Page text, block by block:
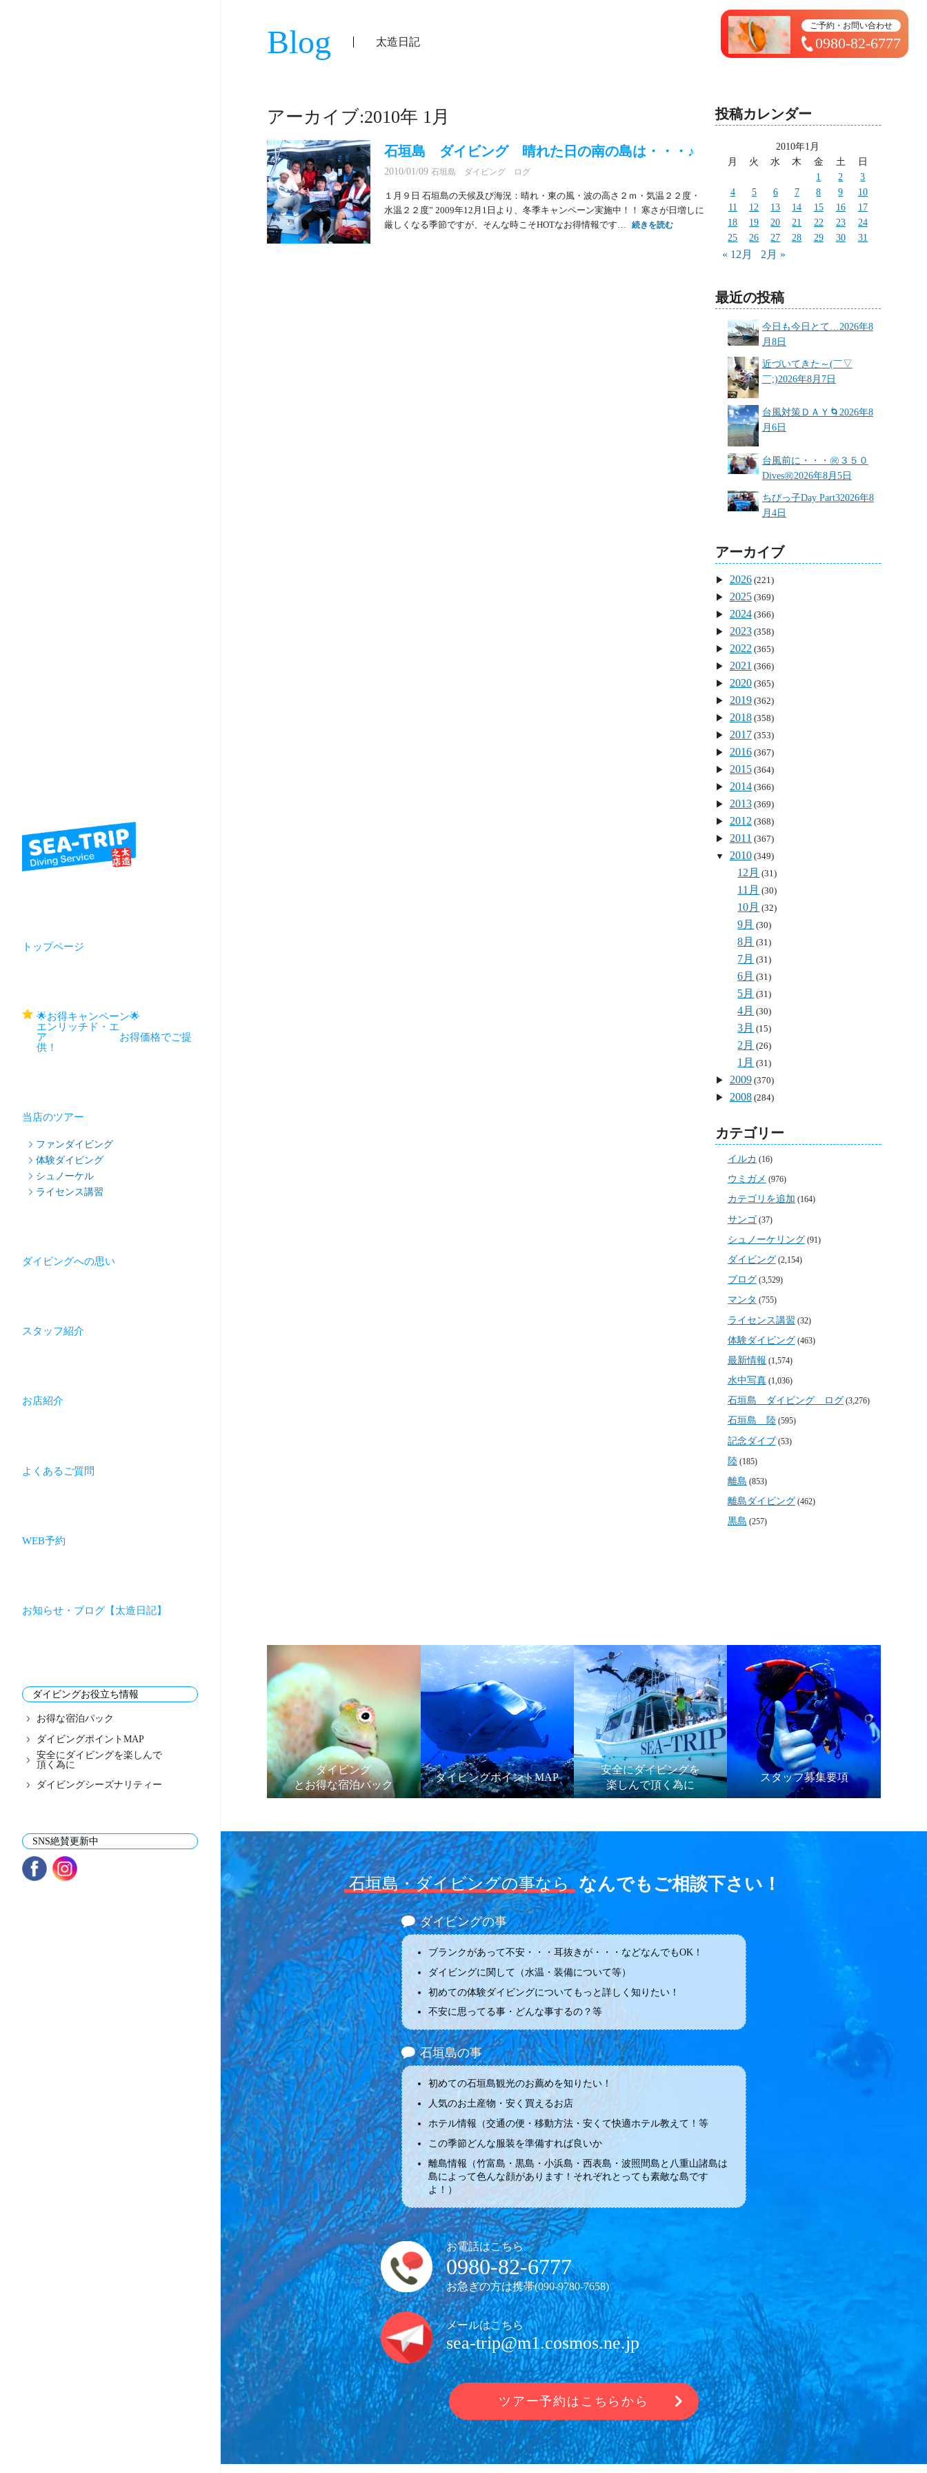
トップページ
🌟お得キャンペーン🌟
エンリッチド・エ
ア お得価格でご提
供！
当店のツアー
ファンダイビング
体験ダイビング
シュノーケル
ライセンス講習
ダイビングへの思い
スタッフ紹介
お店紹介
よくあるご質問
WEB予約
お知らせ・ブログ【太造日記】
ダイビングお役立ち情報
お得な宿泊パック
ダイビングポイントMAP
安全にダイビングを楽しんで
頂く為に
ダイビングシーズナリティー
SNS絶賛更新中
ご予約・お問い合わせ
0980-82-6777
トップページ ＞ 太造日記
Blog 太造日記
アーカイブ:2010年 1月
石垣島 ダイビング 晴れた日の南の島は・・・♪
2010/01/09 石垣島 ダイビング ログ
１月９日 石垣島の天候及び海況：晴れ・東の風・波の高さ２ｍ・気温２２度・
水温２２度” 2009年12月1日より、冬季キャンペーン実施中！！ 寒さが日増しに
厳しくなる季節ですが、そんな時こそHOTなお得情報です…
続きを読む
投稿カレンダー
2010年1月
月
火 水 木 金 土
日
1
2
3
4
5 6 7 8 9
10
11
12 13 14 15 16
17
18
19 20 21 22 23
24
25
26 27 28 29 30 31
« 12月 2月 »
最近の投稿
今日も今日とて…2026年8
月8日
近づいてきた～(￣▽
￣;)2026年8月7日
台風対策ＤＡＹ🌀 2026年8
月6日
台風前に・・・㊗３５０
Dives㊗2026年8月5日
ちびっ子Day Part32026年8
月4日
アーカイブ
2026(221)
2025(369)
2024(366)
2023(358)
2022(365)
2021 (366)
2020(365)
2019(362)
2018(358)
2017(353)
2016(367)
2015(364)
2014(366)
2013(369)
2012(368)
2011 (367)
2010(349)
12月 (31)
11月 (30)
10月 (32)
9月 (30)
8月 (31)
7月 (31)
6月 (31)
5月 (31)
4月 (30)
3月 (15)
2月 (26)
1月 (31)
2009(370)
2008(284)
カテゴリー
イルカ (16)
ウミガメ (976)
カテゴリを追加 (164)
サンゴ(37)
シュノーケリング(91)
ダイビング (2,154)
ブログ (3,529)
マンタ (755)
ライセンス講習 (32)
体験ダイビング(463)
最新情報 (1,574)
水中写真(1,036)
石垣島 ダイビング ログ (3,276)
石垣島 陸(595)
記念ダイブ (53)
陸(185)
離島 (853)
離島ダイビング (462)
黒島 (257)
ダイビング
とお得な宿泊パック
ダイビングポイントMAP
安全にダイビングを
楽しんで頂く為に
スタッフ募集要項
石垣島・ダイビングの事なら なんでもご相談下さい！
ダイビングの事
ブランクがあって不安・・・耳抜きが・・・などなんでもOK！
ダイビングに関して（水温・装備について等）
初めての体験ダイビングについてもっと詳しく知りたい！
不安に思ってる事・どんな事するの？等
石垣島の事
初めての石垣島観光のお薦めを知りたい！
人気のお土産物・安く買えるお店
ホテル情報（交通の便・移動方法・安くて快適ホテル教えて！等
この季節どんな服装を準備すれば良いか
離島情報（竹富島・黒島・小浜島・西表島・波照間島と八重山諸島は
島によって色んな顔があります！それぞれとっても素敵な島です
よ！）
お電話はこちら
0980-82-6777
お急ぎの方は携帯(090-9780-7658)
メールはこちら
sea-trip@m1.cosmos.ne.jp
ツアー予約はこちらから